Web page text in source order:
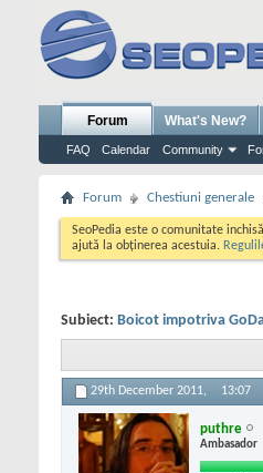
Forum
FAQ Calendar Community
What's New?
Forum Chestiuni generale
SeoPedia este o comunitate inchisă
ajută la obținerea acestuia.
Subiect: Boicot impotriva
29th December 2011, 13:07
puthre
Ambasador